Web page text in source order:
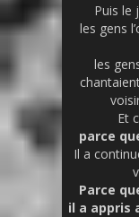
Puis le
les gens
les
Et
parce
Il a
Parce
il a appris